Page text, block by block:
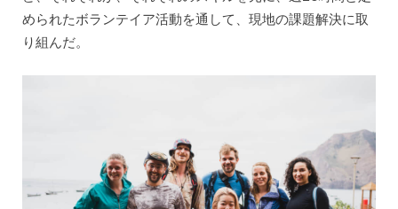
められたボランテイア活動を通して、現地の課題解決に取
り組んだ。